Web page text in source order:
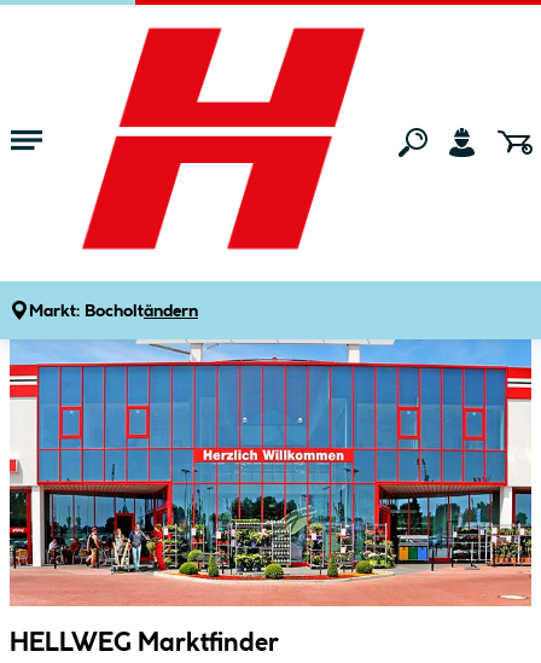
Zum Hauptinhalt springen
Markt: Bocholtändern
Markt
HELLWEG Marktfinder